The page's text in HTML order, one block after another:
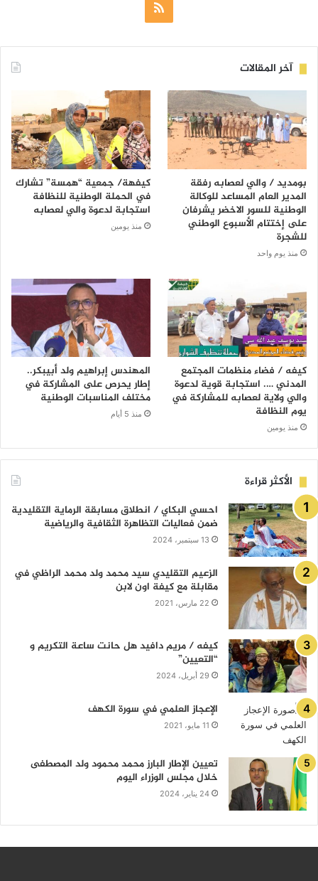
ملخص
آخر المقالات
بومديد / والي لعصابه رفقة
المدير العام المساعد للوكالة
الوطنية للسور الاخضر يشرفان
على إختتام الأسبوع الوطني
للشجرة
منذ يوم واحد
كيفهة/ جمعية “همسة” تشارك
في الحملة الوطنية للنظافة
استجابة لدعوة والي لعصابه
منذ يومين
كيفه / فضاء منظمات المجتمع
المدني …. استجابة قوية لدعوة
والي ولاية لعصابه للمشاركة في
يوم النظافة
منذ يومين
المهندس إبراهيم ولد أبيبكر..
إطار يحرص على المشاركة في
مختلف المناسبات الوطنية
منذ 5 أيام
الأكثر قراءة
احسي البكاي / انطلاق مسابقة الرماية التقليدية
ضمن فعاليات التظاهرة الثقافية والرياضية
13 سبتمبر، 2024
الزعيم التقليدي سيد محمد ولد محمد الراظي في
مقابلة مع كيفة اون لابن
22 مارس، 2021
كيفه / مريم دافيد هل حانت ساعة التكريم و
“التعيين”
29 أبريل، 2024
الإعجاز العلمي في سورة الكهف
11 مايو، 2021
تعيين الإطار البارز محمد محمود ولد المصطفى
خلال مجلس الوزراء اليوم
24 يناير، 2024